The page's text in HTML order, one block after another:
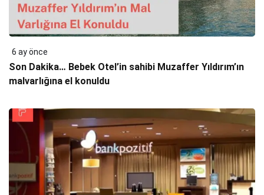
6 ay önce
Son Dakika… Bebek Otel’in sahibi Muzaffer Yıldırım’ın
malvarlığına el konuldu